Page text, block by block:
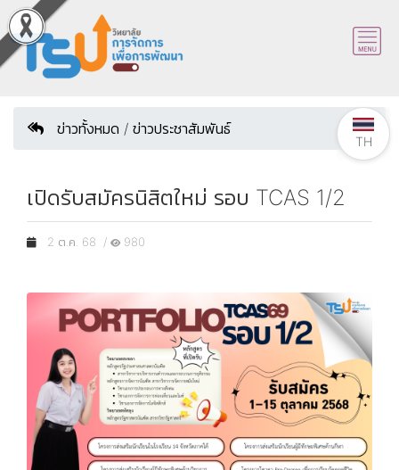
ข่าวทั้งหมด / ข่าวประชาสัมพันธ์
เปิดรับสมัครนิสิตใหม่ รอบ TCAS 1/2
2 ต.ค. 68 / 980
TH